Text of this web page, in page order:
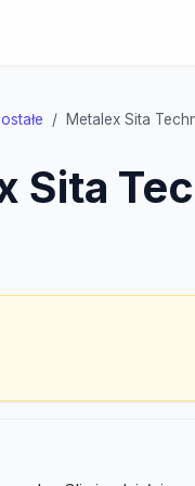
Metalex Sita
Sita